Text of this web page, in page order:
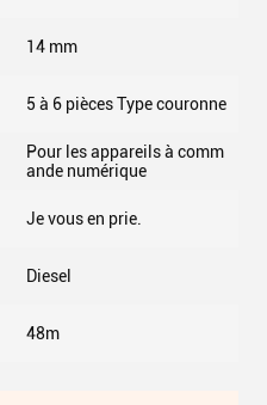
14 mm
5 à 6 pièces Type couronne
Pour les appareils à comm
ande numérique
Je vous en prie.
Diesel
48m